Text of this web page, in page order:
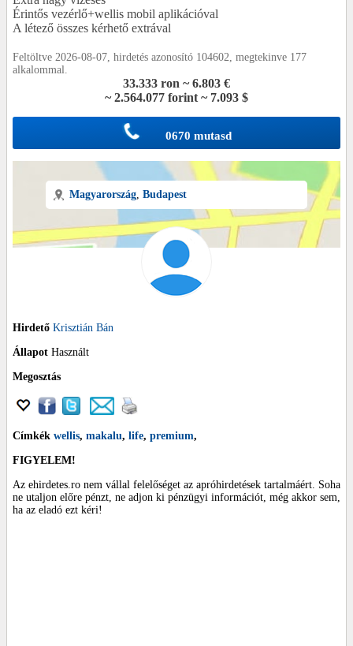
Érintős vezérlő+wellis mobil aplikációval
A létező összes kérhető extrával
Feltöltve 2026-08-07, hirdetés azonosító 104602, megtekinve 177
alkalommal.
33.333 ron ~ 6.803 €
~ 2.564.077 forint ~ 7.093 $
0670 mutasd
Magyarország, Budapest
Hirdető Krisztián Bán
Állapot Használt
Megosztás
Címkék wellis, makalu, life, premium,
FIGYELEM!
Az ehirdetes.ro nem vállal felelőséget az apróhirdetések tartalmáért. Soha
ne utaljon előre pénzt, ne adjon ki pénzügyi információt, még akkor sem,
ha az eladó ezt kéri!